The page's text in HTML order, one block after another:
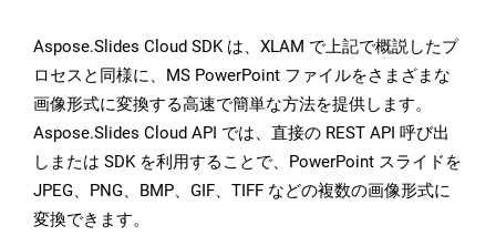
Aspose.Slides Cloud SDK は、XLAM で上記で概説したプ
ロセスと同様に、MS PowerPoint ファイルをさまざまな
画像形式に変換する高速で簡単な方法を提供します。
Aspose.Slides Cloud API では、直接の REST API 呼び出
しまたは SDK を利用することで、PowerPoint スライドを
JPEG、PNG、BMP、GIF、TIFF などの複数の画像形式に
変換できます。